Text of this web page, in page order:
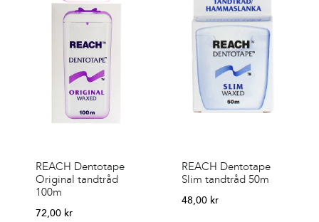
REACH Dentotape
Original tandtråd
100m
72,00 kr
REACH Dentotape
Slim tandtråd 50m
48,00 kr